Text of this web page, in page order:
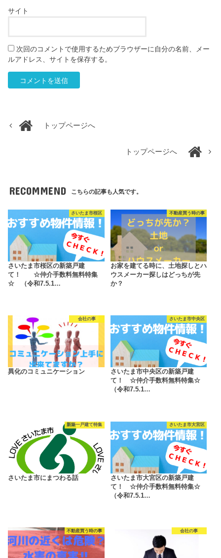
サイト
次回のコメントで使用するためブラウザーに自分の名前、メー
ルアドレス、サイトを保存する。
トップページへ
トップページへ
RECOMMEND こちらの記事も人気です。
さいたま市桜区
さいたま市桜区の新築戸建
て！ ☆仲介手数料無料特集
☆ （令和7.5.1…
不動産買う時の事
お家を建てる時に、土地探しとハ
ウスメーカー探しはどっちが先
か？
会社の事
異化のコミュニケーション
さいたま市中央区
さいたま市中央区の新築戸建
て！ ☆仲介手数料無料特集☆
（令和7.5.1…
新築一戸建て特集
さいたま市にまつわる話
さいたま市大宮区
さいたま市大宮区の新築戸建
て！ ☆仲介手数料無料特集☆
（令和7.5.1…
不動産買う時の事 会社の事